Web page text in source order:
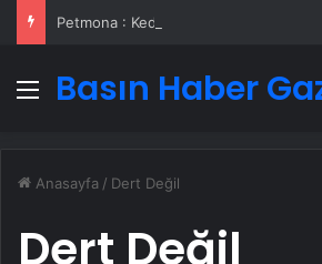
Menü
Basın Haber
Anasayfa / Dert Değil
Dert Değil